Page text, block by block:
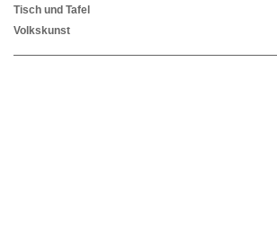
Tisch und Tafel
Volkskunst